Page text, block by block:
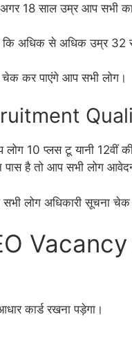
अगर 18 साल उम्र आप सभी
कि अधिक से अधिक उम्र 32
चेक कर पाएंगे आप सभी लोग।
लोग 10 प्लस टू यानी
पास है तो आप सभी लोग
सभी लोग अधिकारी सूचना
कार्ड रखना पड़ेगा।